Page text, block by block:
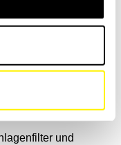
Maschinen
eine vollständige
und AdBlue-Filter.
und